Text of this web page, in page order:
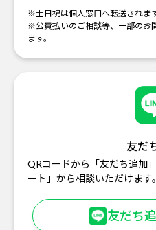
※土日祝は個人窓口へ転送されます
※公費払いのご相談等、一部のお
ます。
友だ
QRコードから「友だち追加
ート」から相談いただけます。
友だち